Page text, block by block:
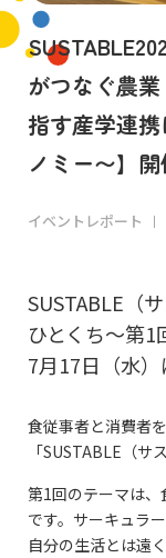
がつなぐ農
指す産学連
ノミー〜】
イベントレポート
SUSTABLE（
ひとくち～第1
7月17日（水）
食従事者と消費者
「SUSTABLE（サ
第1回のテーマは、
です。サーキュラ
自分の生活とは遠